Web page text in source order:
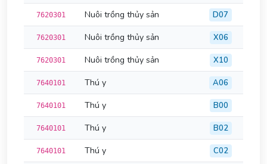
7620301 Nuôi trồng thủy sản D07
7620301 Nuôi trồng thủy sản X06
7620301 Nuôi trồng thủy sản X10
7640101 Thú y A06
7640101 Thú y B00
7640101 Thú y B02
7640101 Thú y C02